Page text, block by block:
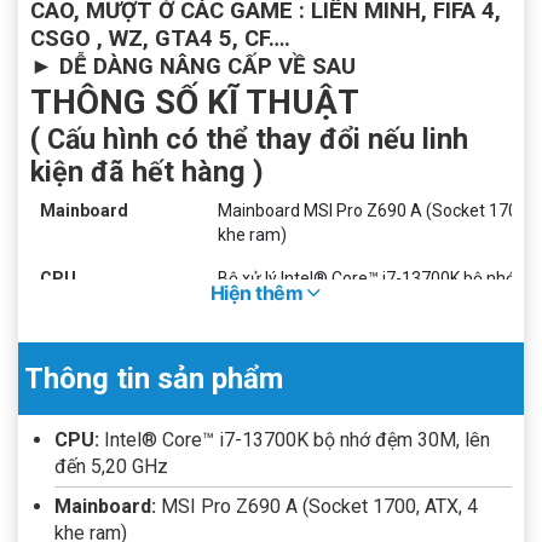
CAO, MƯỢT Ở CÁC GAME : LIÊN MINH, FIFA 4,
CSGO , WZ, GTA4 5, CF….
► DỄ DÀNG NÂNG CẤP VỀ SAU
THÔNG SỐ KĨ THUẬT
( Cấu hình có thể thay đổi nếu linh
kiện đã hết hàng )
Mainboard
Mainboard MSI Pro Z690 A (Socket 1700,
khe ram)
CPU
Bộ xử lý Intel® Core™ i7-13700K bộ nhớ
30M, lên đến 5,20 GHz
RAM
RAM PATRIOT VIPER STEEL
32GB DDR4 3200MHZ (16 X 2 )
VGA – Card đồ họa Card màn hình VGA Zotac RTX 2060 6GB
HDD Có thể tùy chọnNâng cấp
Hiện thêm
Thông tin sản phẩm
CPU: Intel® Core™ i7-13700K bộ nhớ đệm 30M, lên
đến 5,20 GHz
Mainboard: MSI Pro Z690 A (Socket 1700, ATX, 4
khe ram)